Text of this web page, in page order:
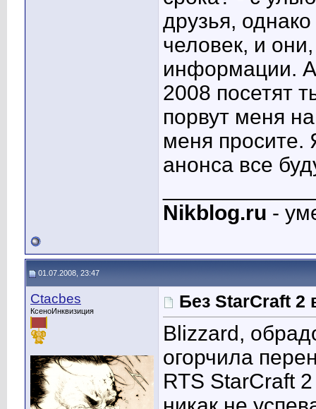
друзья,
человек, и
информации.
2008 посетят
порвут меня
меня просите.
анонса все
Nikblog.ru -
01.07.2008, 23:47
Ctacbes
КсеноИнквизиция Без StarCraft 2
Blizzard,
огорчила
RTS StarCraft